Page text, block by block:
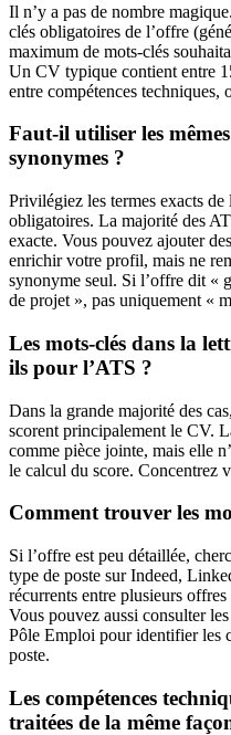
Il n’y a pas de nombre
clés obligatoires de l’offre
maximum de mots-clés
Un CV typique contient entre
entre compétences
Faut-il utiliser les
synonymes ?
Privilégiez les termes exacts
obligatoires. La majorité des
exacte. Vous pouvez ajouter
enrichir votre profil, mais ne
synonyme seul. Si l’offre dit «
de projet », pas uniquement «
Les mots-clés dans la
ils pour l’ATS ?
Dans la grande majorité des
scorent principalement le CV.
comme pièce jointe, mais elle
le calcul du score. Concentrez
Comment trouver les
Si l’offre est peu détaillée,
type de poste sur Indeed,
récurrents entre plusieurs
Vous pouvez aussi consulter
Pôle Emploi pour identifier les
poste.
Les compétences
traitées de la même